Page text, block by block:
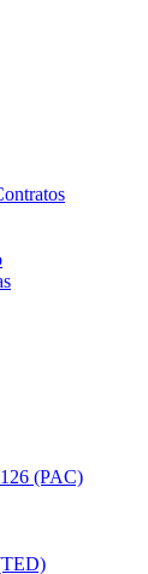
(PAC)